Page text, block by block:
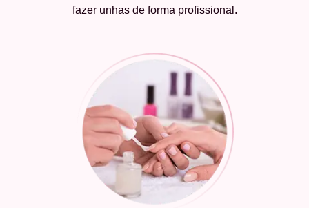
fazer unhas de forma profissional.